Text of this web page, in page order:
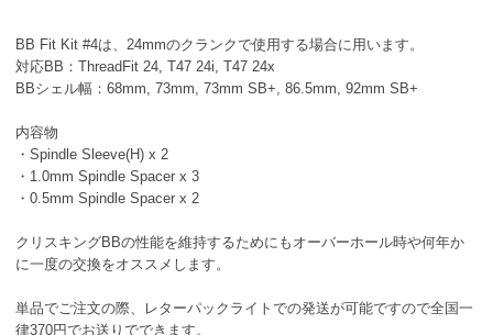
BB Fit Kit #4は、24mmのクランクで使用する場合に用います。
対応BB：ThreadFit 24, T47 24i, T47 24x
BBシェル幅：68mm, 73mm, 73mm SB+, 86.5mm, 92mm SB+
内容物
・Spindle Sleeve(H) x 2
・1.0mm Spindle Spacer x 3
・0.5mm Spindle Spacer x 2
クリスキングBBの性能を維持するためにもオーバーホール時や何年か
に一度の交換をオススメします。
単品でご注文の際、レターパックライトでの発送が可能ですので全国一
律370円でお送りでできます。